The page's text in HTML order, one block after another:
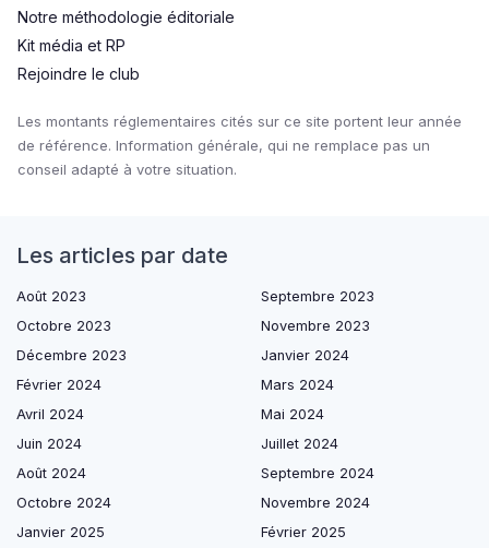
Notre méthodologie éditoriale
Kit média et RP
Rejoindre le club
Les montants réglementaires cités sur ce site portent leur année
de référence. Information générale, qui ne remplace pas un
conseil adapté à votre situation.
Les articles par date
Août 2023
Septembre 2023
Octobre 2023
Novembre 2023
Décembre 2023
Janvier 2024
Février 2024
Mars 2024
Avril 2024
Mai 2024
Juin 2024
Juillet 2024
Août 2024
Septembre 2024
Octobre 2024
Novembre 2024
Janvier 2025
Février 2025